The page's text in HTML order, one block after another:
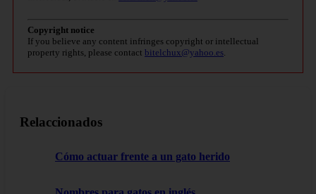
Copyright notice
If you believe any content infringes copyright or intellectual
property rights, please contact bitelchux@yahoo.es.
Relaccionados
Cómo actuar frente a un gato herido